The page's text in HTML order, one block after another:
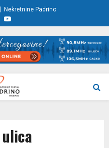
Nekretnine Padrino
Youtube